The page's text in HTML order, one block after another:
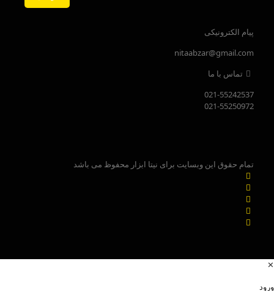
پیام الکترونیکی
nitaabzar@gmail.com
تماس با ما
021-55242537
021-55250972
تمام حقوق این وبسایت برای نیتا ابزار محفوظ می باشد
✕
ورود